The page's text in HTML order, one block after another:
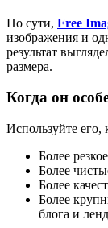
По сути, Free
изображения и
результат
размера.
Когда он
Используйте
Более
Более
Более
Более
блога и